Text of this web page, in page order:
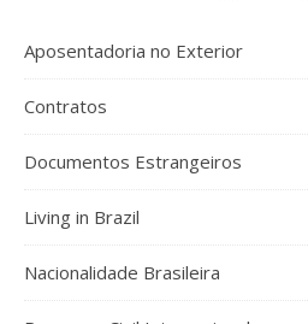
Aposentadoria no Exterior
Contratos
Documentos Estrangeiros
Living in Brazil
Nacionalidade Brasileira